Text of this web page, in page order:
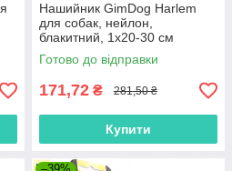
Нашийник GimDog Harlem
для собак, нейлон,
блакитний, 1х20-30 см
Готово до відправки
171,72 ₴ 281,50 ₴
Купити